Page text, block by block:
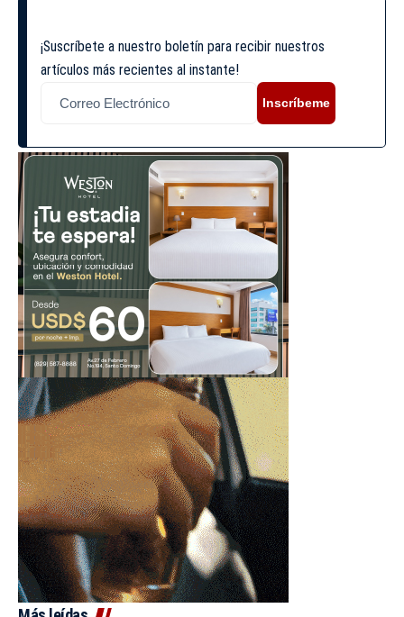
¡Suscríbete a nuestro boletín para recibir nuestros
artículos más recientes al instante!
Inscríbeme